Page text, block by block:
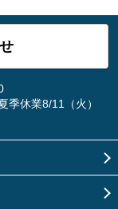
休業8/11（火）